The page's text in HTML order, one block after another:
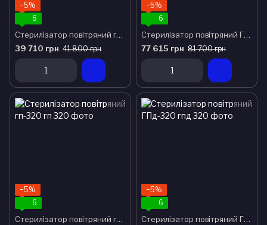
−5%
6
Стерилізатор повітряний гп-100
39 710 грн 41 800 грн
−5%
6
Стерилізатор повітряний ГП-160
77 615 грн 81 700 грн
−5%
6
Стерилізатор повітряний гп-320
−5%
6
Стерилізатор повітряний ГПд-320